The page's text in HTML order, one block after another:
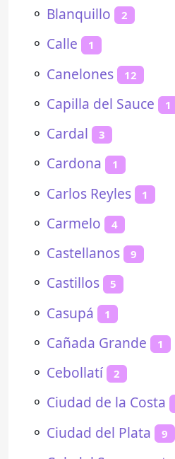
⚬ Blanquillo 2
⚬ Calle 1
⚬ Canelones 12
⚬ Capilla del Sauce 1
⚬ Cardal 3
⚬ Cardona 1
⚬ Carlos Reyles 1
⚬ Carmelo 4
⚬ Castellanos 9
⚬ Castillos 5
⚬ Casupá 1
⚬ Cañada Grande 1
⚬ Cebollatí 2
⚬ Ciudad de la Costa
⚬ Ciudad del Plata 9